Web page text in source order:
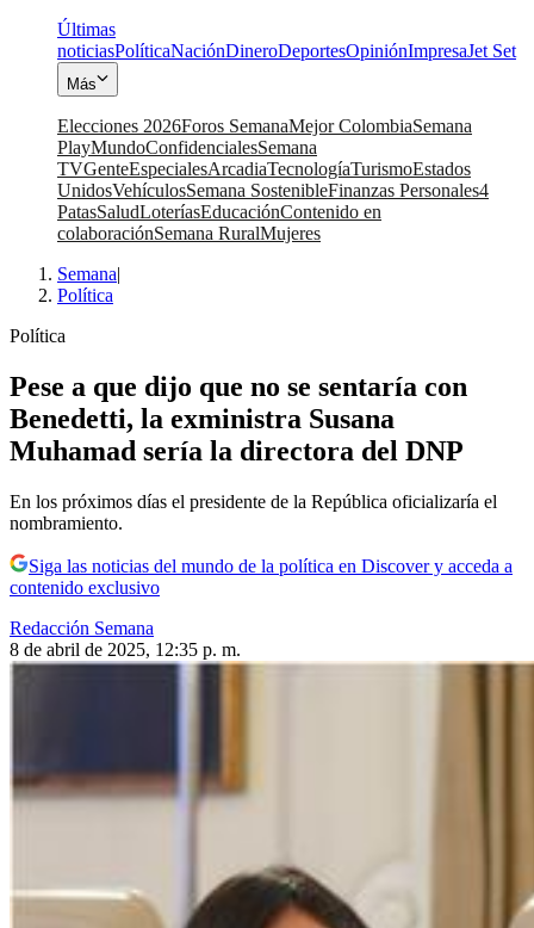
Últimas
noticiasPolíticaNaciónDineroDeportesOpiniónImpresaJet Set
Más
Elecciones 2026Foros SemanaMejor ColombiaSemana
PlayMundoConfidencialesSemana
TVGenteEspecialesArcadiaTecnologíaTurismoEstados
UnidosVehículosSemana SostenibleFinanzas Personales4
PatasSaludLoteríasEducaciónContenido en
colaboraciónSemana RuralMujeres
Semana|
Política
Política
Pese a que dijo que no se sentaría con
Benedetti, la exministra Susana
Muhamad sería la directora del DNP
En los próximos días el presidente de la República oficializaría el
nombramiento.
Siga las noticias del mundo de la política en Discover y acceda a
contenido exclusivo
Redacción Semana
8 de abril de 2025, 12:35 p. m.